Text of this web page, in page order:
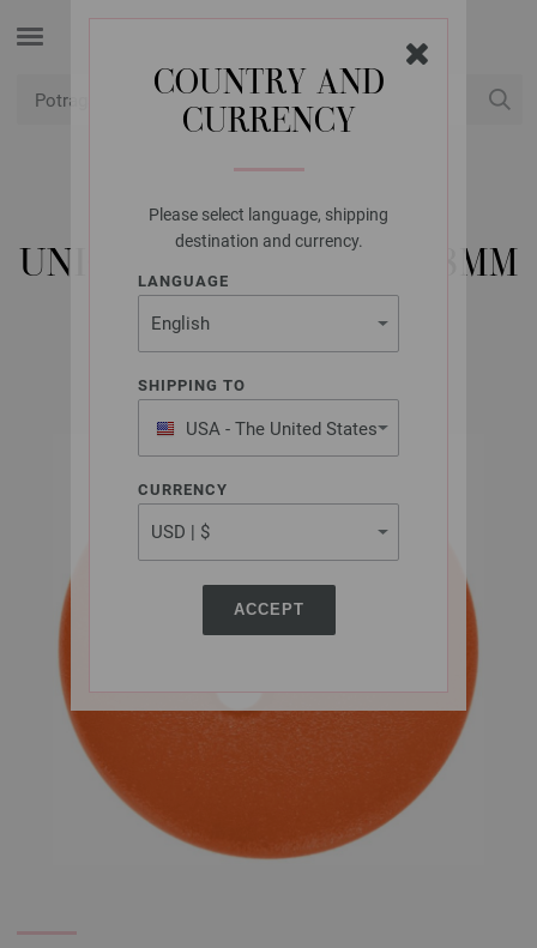
COUNTRY AND
CURRENCY
Please select language, shipping
destination and currency.
LANGUAGE
SHIPPING TO
USA - The United States
of America
CURRENCY
ACCEPT
UNION KNOPF
UNION KNOPF 28450/18MM
Artikl br.: 28450